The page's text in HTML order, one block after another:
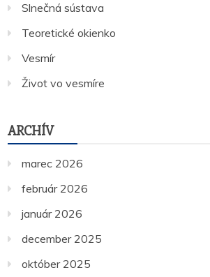
Slnečná sústava
Teoretické okienko
Vesmír
Život vo vesmíre
ARCHÍV
marec 2026
február 2026
január 2026
december 2025
október 2025